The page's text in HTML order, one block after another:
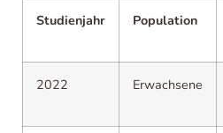
Studienjahr Population
2022 Erwachsene